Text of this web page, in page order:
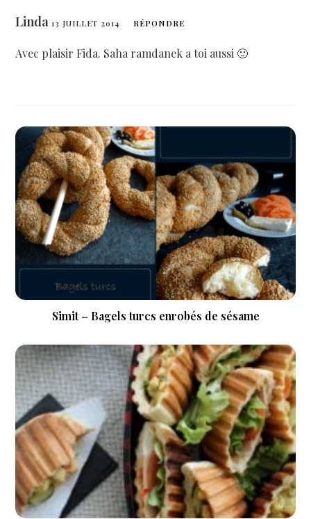
Linda13 JUILLET 2014 RÉPONDRE
Avec plaisir Fida. Saha ramdanek a toi aussi 🙂
Simit – Bagels turcs enrobés de sésame